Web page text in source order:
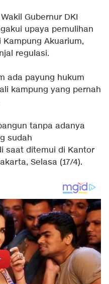
Gubernur DKI
upaya pemulihan
Akuarium,
regulasi.
ada payung hukum
kampung yang pernah
tanpa adanya
sudah
saat ditemui di Kantor
Selasa (17/4).